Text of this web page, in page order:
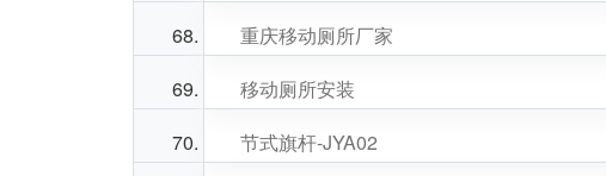
重庆移动厕所厂家
移动厕所安装
节式旗杆-JYA02